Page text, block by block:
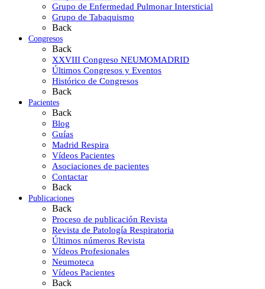
Grupo de Enfermedad Pulmonar Intersticial
Grupo de Tabaquismo
Back
Congresos
Back
XXVIII Congreso NEUMOMADRID
Últimos Congresos y Eventos
Histórico de Congresos
Back
Pacientes
Back
Blog
Guías
Madrid Respira
Vídeos Pacientes
Asociaciones de pacientes
Contactar
Back
Publicaciones
Back
Proceso de publicación Revista
Revista de Patología Respiratoria
Últimos números Revista
Vídeos Profesionales
Neumoteca
Vídeos Pacientes
Back